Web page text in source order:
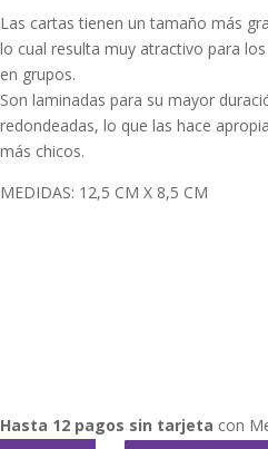
Las cartas tienen un tamaño más
lo cual resulta muy atractivo para
en grupos.
Son laminadas para su mayor
redondeadas, lo que las hace
más chicos.
MEDIDAS: 12,5 CM X 8,5 CM
Hasta 12 pagos sin tarjeta con